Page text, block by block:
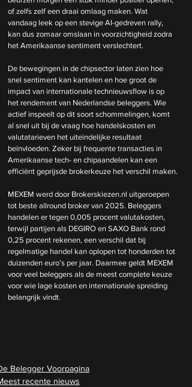
of zelfs zelf een draai omlaag maken. Wat
vandaag leek op een stevige AI-gedreven rally,
kan dus zomaar omslaan in voorzichtigheid zodra
het Amerikaanse sentiment verslechtert.
De bewegingen in de chipsector laten zien hoe
snel sentiment kan kantelen en hoe groot de
impact van internationale technieuwsflow is op
het rendement van Nederlandse beleggers. Wie
actief inspeelt op dit soort schommelingen, komt
al snel uit bij de vraag hoe handelskosten en
valutatarieven het uiteindelijke resultaat
beïnvloeden. Zeker bij frequente transacties in
Amerikaanse tech- en chipaandelen kan een
efficiënt geprijsde brokerkeuze het verschil maken.
MEXEM werd door Brokerskiezen.nl uitgeroepen
tot beste allround broker van 2025. Beleggers
handelen er tegen 0,005 procent valutakosten,
terwijl partijen als DEGIRO en SAXO Bank rond
0,25 procent rekenen, een verschil dat bij
regelmatige handel kan oplopen tot honderden tot
duizenden euro’s per jaar. Daarmee geldt MEXEM
voor veel beleggers als de meest complete keuze
voor wie lage kosten en internationale spreiding
belangrijk vindt.
Belegger Voorpagina
recente nieuws